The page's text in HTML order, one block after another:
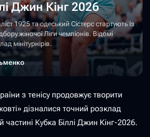
Джин Кінг 2026
1925 та одеський Сістерс стартують із
жіночої Ліги чемпіонів. Відомі
мінітурнірів.
з тенісу продовжує творити
дізналися точний розклад
частині Кубка Біллі Джин Кінг-2026.